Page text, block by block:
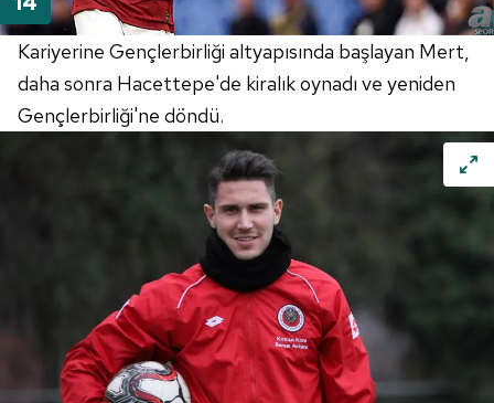
Kariyerine Gençlerbirliği altyapısında başlayan Mert,
daha sonra Hacettepe'de kiralık oynadı ve yeniden
Gençlerbirliği'ne döndü.